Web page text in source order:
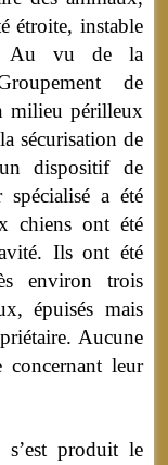
étroite, instable
Au vu de la
de
milieu périlleux
sécurisation de
dispositif de
spécialisé a été
chiens ont été
Ils ont été
environ trois
épuisés mais
Aucune
concernant leur
s’est produit le